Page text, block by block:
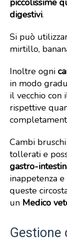
piccolissime
digestivi.
Si può
mirtillo,
Inoltre ogni
in modo
il vecchio con
rispettive
Cambi
tollerati e
gastro-
inappetenza
queste
un Medico
Gestione